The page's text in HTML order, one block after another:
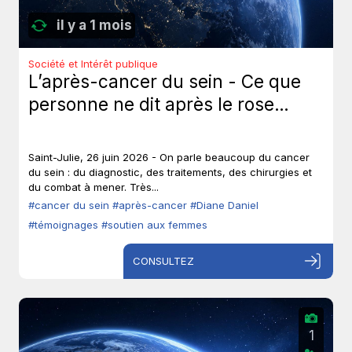
il y a 1 mois
Société et Intérêt publique
L’après-cancer du sein - Ce que
personne ne dit après le rose…
Saint-Julie, 26 juin 2026 - On parle beaucoup du cancer
du sein : du diagnostic, des traitements, des chirurgies et
du combat à mener. Très...
#cancer du sein #après-cancer #Diane Daniel
#témoignages #soutien aux femmes
CONSULTEZ
1